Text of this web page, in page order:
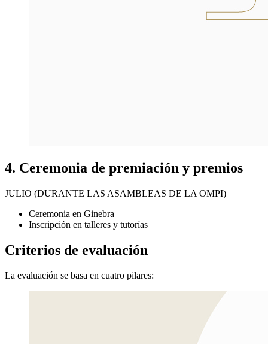
4. Ceremonia de premiación y premios
JULIO (DURANTE LAS ASAMBLEAS DE LA OMPI)
Ceremonia en Ginebra
Inscripción en talleres y tutorías
Criterios de evaluación
La evaluación se basa en cuatro pilares: